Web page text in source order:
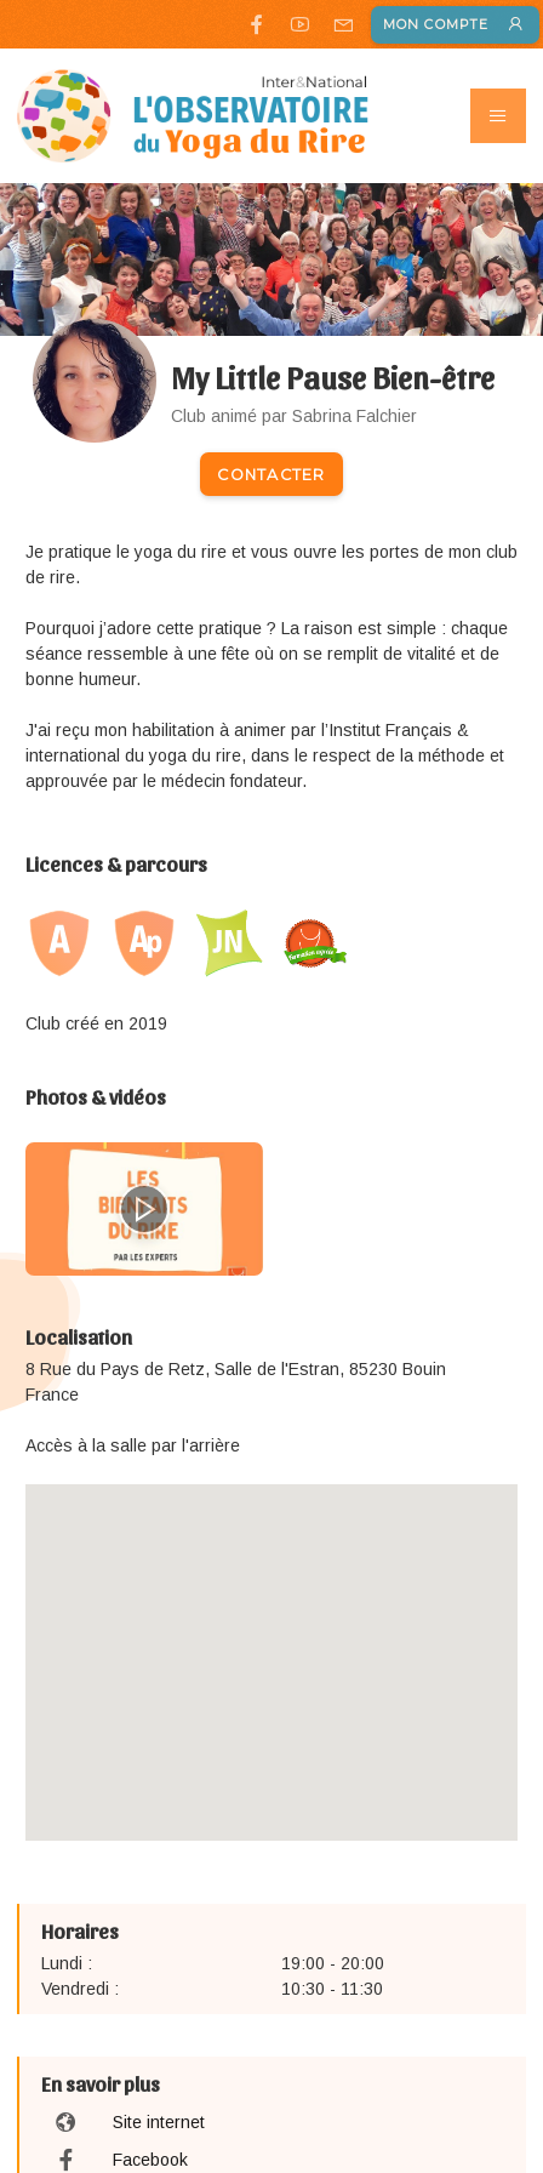
MON COMPTE
My Little Pause Bien-être
Club animé par Sabrina Falchier
CONTACTER
Je pratique le yoga du rire et vous ouvre les portes de mon club
de rire.
Pourquoi j’adore cette pratique ? La raison est simple : chaque
séance ressemble à une fête où on se remplit de vitalité et de
bonne humeur.
J'ai reçu mon habilitation à animer par l’Institut Français &
international du yoga du rire, dans le respect de la méthode et
approuvée par le médecin fondateur.
Licences & parcours
Club créé en 2019
Photos & vidéos
Localisation
8 Rue du Pays de Retz, Salle de l'Estran, 85230 Bouin
France
Accès à la salle par l'arrière
Horaires
Lundi :
19:00 - 20:00
Vendredi :
10:30 - 11:30
En savoir plus
Site internet
Facebook